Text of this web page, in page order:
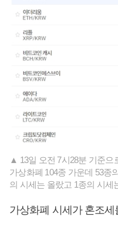
▲ 13일 오전 7시28분 기준
가상화폐 104종 가운데 53종
의 시세는 올랐고 1종의 시세
가상화폐 시세가 혼조세